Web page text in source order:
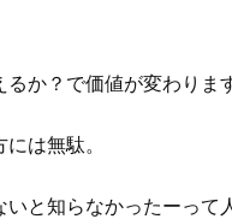
か？で価値が変わります
は無駄。
いと知らなかったーって